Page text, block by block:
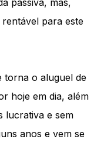
passiva, mas,
para este
torna o aluguel de
hoje em dia, além
lucrativa e sem
anos e vem se